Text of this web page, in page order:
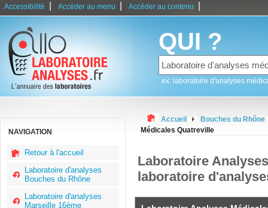
Accessibilité Accéder au menu Accéder au contenu
QUI ?
ex: laboratoire d'analyses
NAVIGATION
Retour à l'accueil
Laboratoire d'analyses
Bouches du Rhône
Laboratoire d'analyses
Marseille 16ème
Accueil
Bouches du Rhône
Médicales Quatreville
Laboratoire
laboratoire